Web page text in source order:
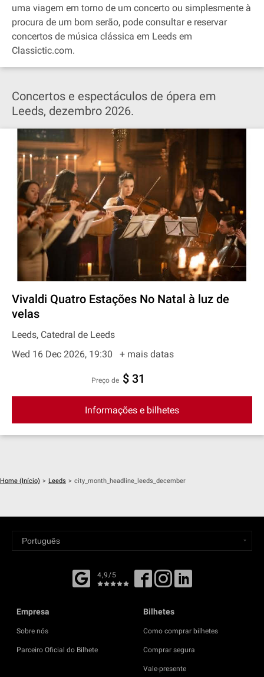
uma viagem em torno de um concerto ou simplesmente à
procura de um bom serão, pode consultar e reservar
concertos de música clássica em Leeds em
Classictic.com.
Concertos e espectáculos de ópera em
Leeds, dezembro 2026.
Vivaldi Quatro Estações No Natal à luz de
velas
Leeds, Catedral de Leeds
Wed 16 Dec 2026, 19:30
+ mais datas
preço de $ 31
Informações e bilhetes
Home (Início) > Leeds > city_month_headline_leeds_december
4,9/5
Empresa
Sobre nós
Parceiro Oficial do Bilhete
Bilhetes
Como comprar bilhetes
Comprar segura
Vale-presente